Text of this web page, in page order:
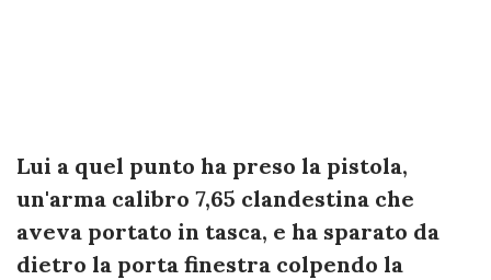
Lui a quel punto ha preso la pistola,
un'arma calibro 7,65 clandestina che
aveva portato in tasca, e ha sparato da
dietro la porta finestra colpendo la